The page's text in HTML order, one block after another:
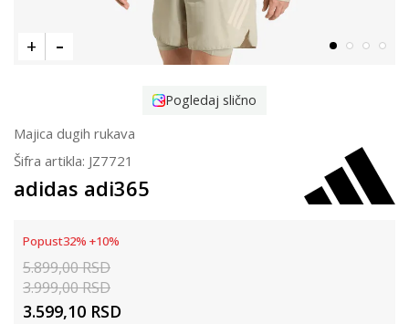
Pogledaj slično
Majica dugih rukava
Šifra artikla: JZ7721
adidas adi365
Popust32% +10%
5.899,00RSD
3.999,00RSD
3.599,10 RSD